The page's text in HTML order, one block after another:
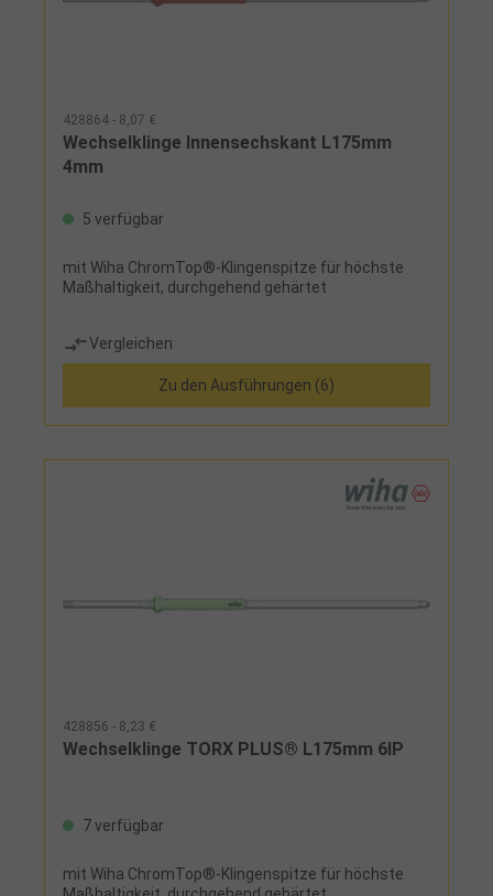
428864 - 8,07 €
Wechselklinge Innensechskant L175mm
4mm
5 verfügbar
mit Wiha ChromTop®-Klingenspitze für höchste
Maßhaltigkeit, durchgehend gehärtet
Vergleichen
Zu den Ausführungen (6)
428856 - 8,23 €
Wechselklinge TORX PLUS® L175mm 6IP
7 verfügbar
mit Wiha ChromTop®-Klingenspitze für höchste